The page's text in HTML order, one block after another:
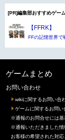
[PR]編集部おすすめゲー
【FFRK】
FFの記憶世界で
ゲームまとめ
お問い合わせ
wikiに関するお問い合
ゲームに関するお問い
※通報のお問合せには基
※通報いただきました情
お客様の希望された対